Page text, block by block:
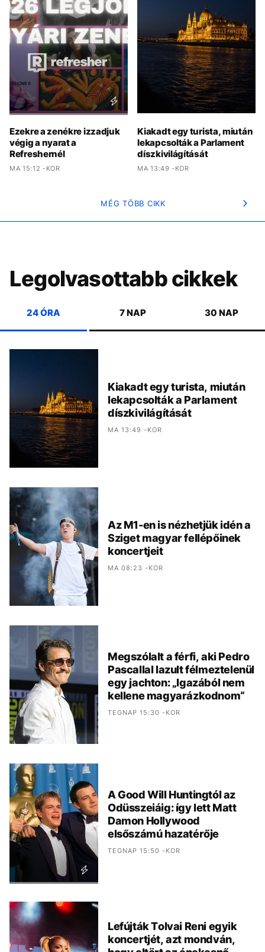
Ezekre a zenékre izzadjuk
végig a nyarat a
Refreshernél
MA 15:12 -KOR
Kiakadt egy turista, miután
lekapcsolták a Parlament
díszkivilágítását
MA 13:49 -KOR
MÉG TÖBB CIKK
Legolvasottabb cikkek
24 ÓRA 7 NAP 30 NAP
Kiakadt egy turista, miután
lekapcsolták a Parlament
díszkivilágítását
MA 13:49 -KOR
Az M1-en is nézhetjük idén a
Sziget magyar fellépőinek
koncertjeit
MA 08:23 -KOR
Megszólalt a férfi, aki Pedro
Pascallal lazult félmeztelenül
egy jachton: „Igazából nem
kellene magyarázkodnom“
TEGNAP 15:30 -KOR
A Good Will Huntingtól az
Odüsszeiáig: így lett Matt
Damon Hollywood
elsőszámú hazatérője
TEGNAP 15:50 -KOR
Lefújták Tolvai Reni egyik
koncertjét, azt mondván,